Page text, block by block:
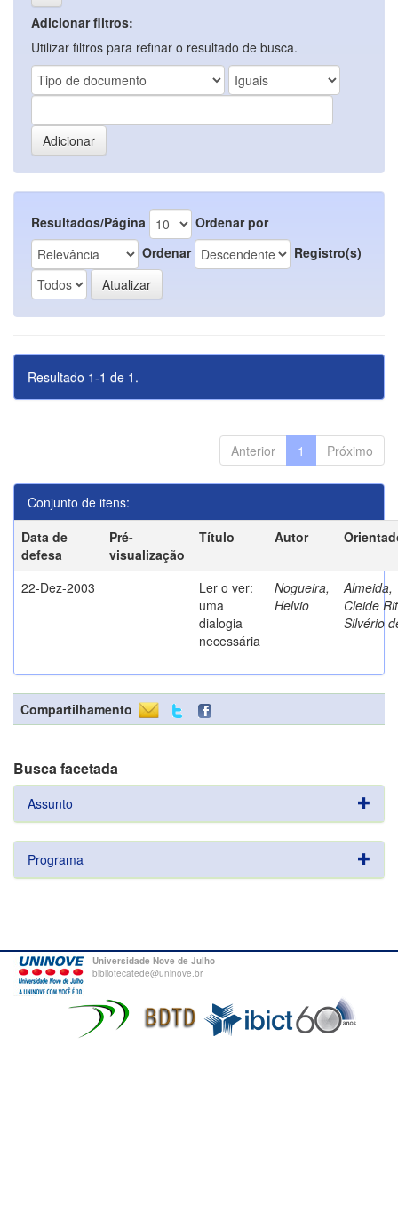
Adicionar filtros:
Utilizar filtros para refinar o resultado de busca.
Resultados/Página
Ordenar por
Ordenar
Registro(s)
Resultado 1-1 de 1.
Anterior 1 Próximo
Conjunto de itens:
Data de
defesa
Pré-
visualização
Título Autor
22-Dez-2003
Ler o ver:
uma
dialogia
necessária
Nogueira,
Helvio
Almeida,
Cleide
Silvério
Compartilhamento
Busca facetada
Assunto
Programa
Universidade Nove de Julho
bibliotecatede@uninove.br